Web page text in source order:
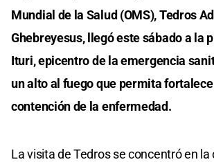
Mundial de la Salud (OMS), Tedros
Ghebreyesus, llegó este sábado a la
Ituri, epicentro de la emergencia
un alto al fuego que permita
contención de la enfermedad.
La visita de Tedros se concentró en la